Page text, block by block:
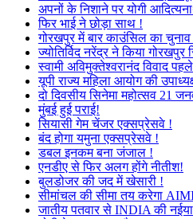
अपनों के निशाने पर योगी
फिर भाई ने छोड़ा साथ !
गोरखपुर में बार काउंसिल का
ज्योतिर्विद नरेंद्र ने किया
स्वामी अविमुक्तेश्वरानंद विवाद
यूपी राज्य महिला आयोग की
दो दिवसीय सिनेमा महोत्सव 21
मुंबई हुई पराई!
सियासी गेम चेंजर एक्सप्रेसवे !
बंद होगा यमुना एक्सप्रेसवे !
डबल इनकम बना जंजाल !
एनडीए से फिर अलग होंगे नीतीश!
बुलडोजर की जद में खेसारी !
सीमांचल की सीमा तय करेगा
जातीय पतवार से INDIA की नईया